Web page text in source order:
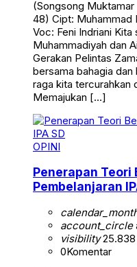
(Songsong
48) Cipt: Muhammad
Voc: Feni Indriani
Muhammadiyah dan
Gerakan Pelintas
bersama bahagia
raga kita tercurahkan
Memajukan […]
OPINI
Penerapan Teori
Pembelanjaran
account_circle
visibility25.838
0Komentar